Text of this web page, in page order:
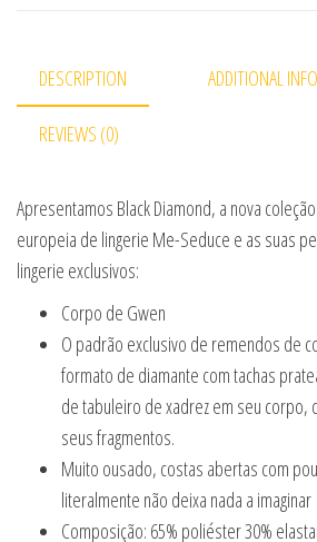
DESCRIPTION ADDITIONAL
REVIEWS (0)
Apresentamos Black Diamond, a nova
europeia de lingerie Me-Seduce e as suas
lingerie exclusivos:
Corpo de Gwen
O padrão exclusivo de remendos de
formato de diamante com tachas
de tabuleiro de xadrez em seu
seus fragmentos.
Muito ousado, costas abertas com
literalmente não deixa nada a imaginar
Composição: 65% poliéster 30%